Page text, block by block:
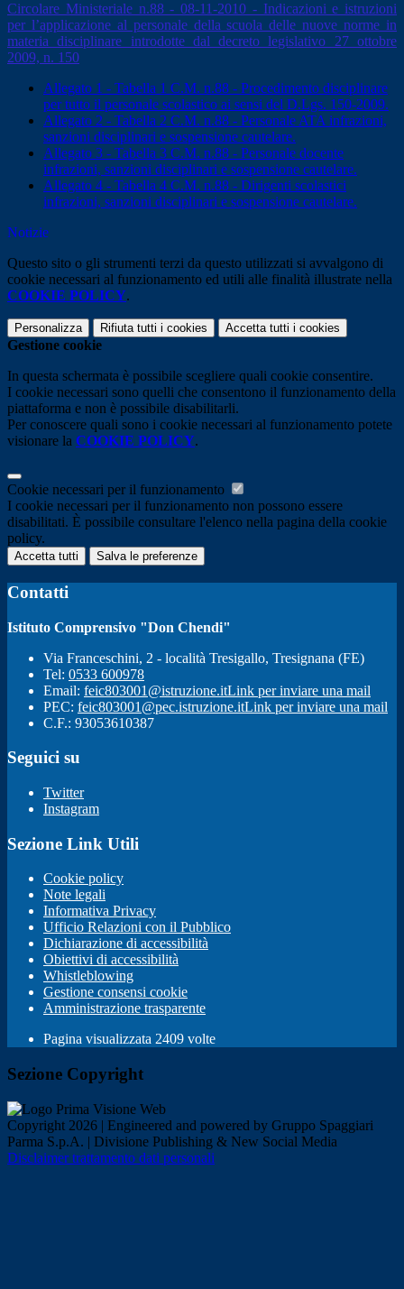
Circolare Ministeriale n.88 - 08-11-2010 - Indicazioni e istruzioni
per l’applicazione al personale della scuola delle nuove norme in
materia disciplinare introdotte dal decreto legislativo 27 ottobre
2009, n. 150
Allegato 1 - Tabella 1 C.M. n.88 - Procedimento disciplinare
per tutto il personale scolastico ai sensi del D.Lgs. 150-2009.
Allegato 2 - Tabella 2 C.M. n.88 - Personale ATA infrazioni,
sanzioni disciplinari e sospensione cautelare.
Allegato 3 - Tabella 3 C.M. n.88 - Personale docente
infrazioni, sanzioni disciplinari e sospensione cautelare.
Allegato 4 - Tabella 4 C.M. n.88 - Dirigenti scolastici
infrazioni, sanzioni disciplinari e sospensione cautelare.
Notizie
Questo sito o gli strumenti terzi da questo utilizzati si avvalgono di
cookie necessari al funzionamento ed utili alle finalità illustrate nella
COOKIE POLICY.
Personalizza Rifiuta tutti i cookies Accetta tutti i cookies
Gestione cookie
In questa schermata è possibile scegliere quali cookie consentire.
I cookie necessari sono quelli che consentono il funzionamento della
piattaforma e non è possibile disabilitarli.
Per conoscere quali sono i cookie necessari al funzionamento potete
visionare la COOKIE POLICY.
Cookie necessari per il funzionamento
I cookie necessari per il funzionamento non possono essere
disabilitati. È possibile consultare l'elenco nella pagina della cookie
policy.
Accetta tutti Salva le preferenze
Contatti
Istituto Comprensivo "Don Chendi"
Via Franceschini, 2 - località Tresigallo, Tresignana (FE)
Tel: 0533 600978
Email: feic803001@istruzione.itLink per inviare una mail
PEC: feic803001@pec.istruzione.itLink per inviare una mail
C.F.: 93053610387
Seguici su
Twitter
Instagram
Sezione Link Utili
Cookie policy
Note legali
Informativa Privacy
Ufficio Relazioni con il Pubblico
Dichiarazione di accessibilità
Obiettivi di accessibilità
Whistleblowing
Gestione consensi cookie
Amministrazione trasparente
Pagina visualizzata 2409 volte
Sezione Copyright
Copyright 2026 | Engineered and powered by Gruppo Spaggiari
Parma S.p.A. | Divisione Publishing & New Social Media
Disclaimer trattamento dati personali